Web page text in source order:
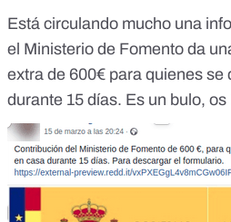
Está circulando mucho una
el Ministerio de Fomento da
extra de 600€ para quienes se
durante 15 días. Es un bulo,